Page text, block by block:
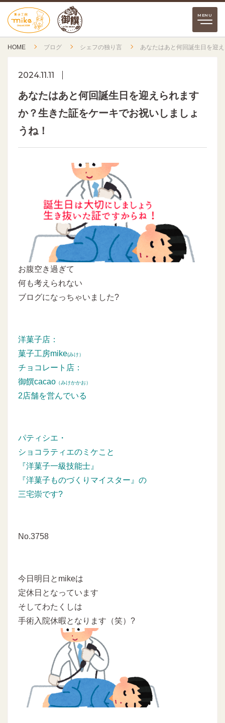
HOME ブログ シェフの独り言 あなたはあと何回誕生日を迎
2024.11.11
あなたはあと何回誕生日を迎えられます
か？生きた証をケーキでお祝いしましょ
うね！
お腹空き過ぎて
何も考えられない
ブログになっちゃいました?
洋菓子店：
菓子工房mike(みけ）
チョコレート店：
御饌cacao （みけかかお）
2店舗を営んでいる
パティシエ・
ショコラティエのミケこと
『洋菓子一級技能士』
『洋菓子ものづくりマイスター』の
三宅崇です?
No.3758
今日明日とmikeは
定休日となっています
そしてわたくしは
手術入院休暇となります（笑）?